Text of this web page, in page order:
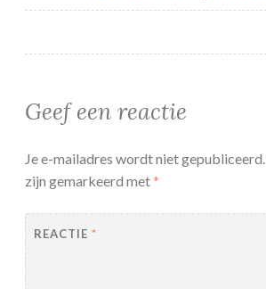
Geef een reactie
Je e-mailadres wordt niet gepubliceerd.
zijn gemarkeerd met*
REACTIE *